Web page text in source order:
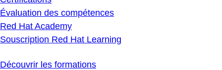
Évaluation des compétences
Red Hat Academy
Souscription Red Hat Learning
Découvrir les formations